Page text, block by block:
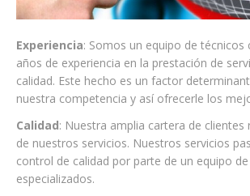
Experiencia: Somos un equipo de técnicos
años de experiencia en la prestación de
calidad. Este hecho es un factor
nuestra competencia y así ofrecerle los
Calidad: Nuestra amplia cartera de clientes
de nuestros servicios. Nuestros servicios
control de calidad por parte de un equipo
especializados.